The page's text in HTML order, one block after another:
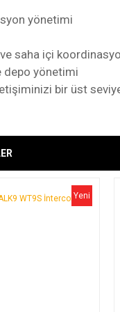
yönetimi
saha içi
depo yönetimi
bir üst
WT4S Teknik
olarak kargoya
Yeni